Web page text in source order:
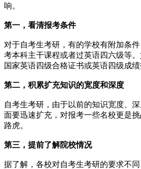
响。
第一，看清报考条件
对于自考生考研，有的学校有附加条
考本科主干课程或者过英语四六级等
国家英语四级合格证书或英语四级成绩
第二，积累扩充知识的宽度和深度
自考生考研，由于以前的知识宽度、
面要迅速扩充，对报考一些名校更是
路虎。
第三，提前了解院校情况
据了解，各校对自考生考研的要求不